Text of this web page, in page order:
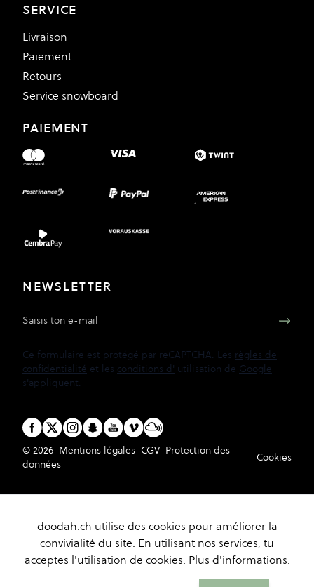
SERVICE
Livraison
Paiement
Retours
Service snowboard
PAIEMENT
NEWSLETTER
Adresse e-mail
Ce formulaire est protégé par reCAPTCHA. Les règles de
confidentialité et les conditions d' utilisation de Google
s'appliquent.
© 2026 Mentions légales CGV Protection des
données
Cookies
doodah.ch utilise des cookies pour améliorer la
convivialité du site. En utilisant nos services, tu
acceptes l'utilisation de cookies. Plus d'informations.